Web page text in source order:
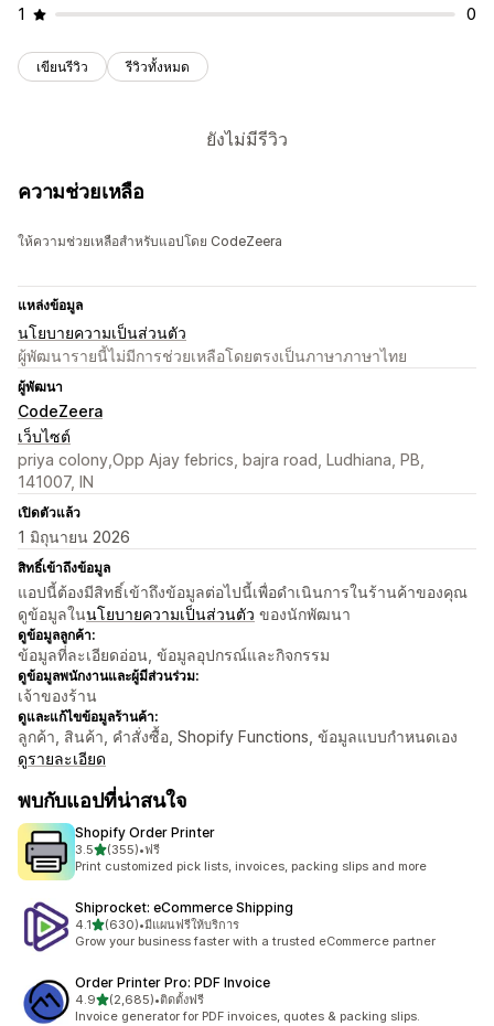
1 0
เขียนรีวิว รีวิวทั้งหมด
ยังไม่มีรีวิว
ความช่วยเหลือ
ให้ความช่วยเหลือสำหรับแอปโดย CodeZeera
แหล่งข้อมูล
นโยบายความเป็นส่วนตัว
ผู้พัฒนารายนี้ไม่มีการช่วยเหลือโดยตรงเป็นภาษาภาษาไทย
ผู้พัฒนา
CodeZeera
เว็บไซต์
priya colony,Opp Ajay febrics, bajra road, Ludhiana, PB,
141007, IN
เปิดตัวแล้ว
1 มิถุนายน 2026
สิทธิ์เข้าถึงข้อมูล
แอปนี้ต้องมีสิทธิ์เข้าถึงข้อมูลต่อไปนี้เพื่อดำเนินการในร้านค้าของคุณ
ดูข้อมูลในนโยบายความเป็นส่วนตัว ของนักพัฒนา
ดูข้อมูลลูกค้า:
ข้อมูลที่ละเอียดอ่อน, ข้อมูลอุปกรณ์และกิจกรรม
ดูข้อมูลพนักงานและผู้มีส่วนร่วม:
เจ้าของร้าน
ดูและแก้ไขข้อมูลร้านค้า:
ลูกค้า, สินค้า, คำสั่งซื้อ, Shopify Functions, ข้อมูลแบบกำหนดเอง
ดูรายละเอียด
พบกับแอปที่น่าสนใจ
Shopify Order Printer
3.5เต็ม 5 ดาว
(355)
ทั้งหมด 355 รีวิว
•ฟรี
Print customized pick lists, invoices, packing slips and more
Shiprocket: eCommerce Shipping
4.1เต็ม 5 ดาว
(630)
ทั้งหมด 630 รีวิว
•มีแผนฟรีให้บริการ
Grow your business faster with a trusted eCommerce partner
Order Printer Pro: PDF Invoice
4.9เต็ม 5 ดาว
(2,685)
ทั้งหมด 2685 รีวิว
•ติดตั้งฟรี
Invoice generator for PDF invoices, quotes & packing slips.